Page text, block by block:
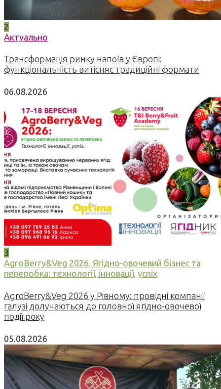
2
Актуально
Трансформація ринку напоїв у Європі:
функціональність витісняє традиційні формати
06.08.2026
3
AgroBerry&Veg 2026. Ягідно-овочевий бізнес та
переробка: технології, інновації, успіх
AgroBerry&Veg 2026 у Рівному: провідні компанії
галузі долучаються до головної ягідно-овочевої
події року
05.08.2026